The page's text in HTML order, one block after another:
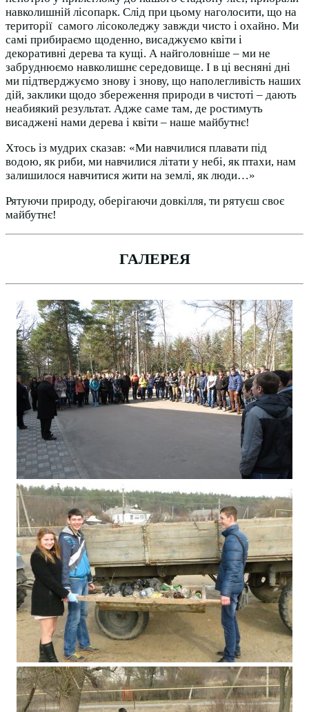
навколишній лісопарк. Слід при цьому наголосити, що на
території самого лісоколеджу завжди чисто і охайно. Ми
самі прибираємо щоденно, висаджуємо квіти і
декоративні дерева та кущі. А найголовніше – ми не
забруднюємо навколишнє середовище. І в ці весняні дні
ми підтверджуємо знову і знову, що наполегливість наших
дій, заклики щодо збереження природи в чистоті – дають
неабиякий результат. Адже саме там, де ростимуть
висаджені нами дерева і квіти – наше майбутнє!
Хтось із мудрих сказав: «Ми навчилися плавати під
водою, як риби, ми навчилися літати у небі, як птахи, нам
залишилося навчитися жити на землі, як люди…»
Рятуючи природу, оберігаючи довкілля, ти рятуєш своє
майбутнє!
ГАЛЕРЕЯ